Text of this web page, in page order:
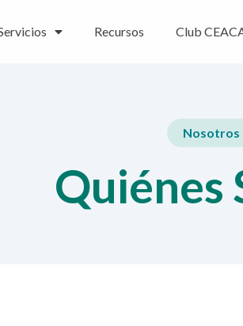
Recursos Club
Nosotros
Quiénes